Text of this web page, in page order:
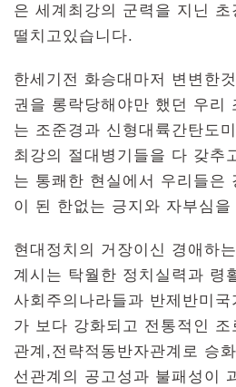
은 세계최강의 군력을 지닌 초
떨치고있습니다.
한세기전 화승대마저 변변한
권을 롱락당해야만 했던 우리
는 조준경과 신형대륙간탄도
최강의 절대병기들을 다 갖추
는 통쾌한 현실에서 우리들은
이 된 한없는 긍지와 자부심
현대정치의 거장이신 경애하
계시는 탁월한 정치실력과 령
사회주의나라들과 반제반미국
가 보다 강화되고 전통적인
관계,전략적동반자관계로 승
선관계의 공고성과 불패성이